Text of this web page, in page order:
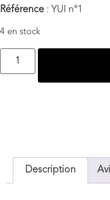
Référence : YUI n°1
4 en stock
Description